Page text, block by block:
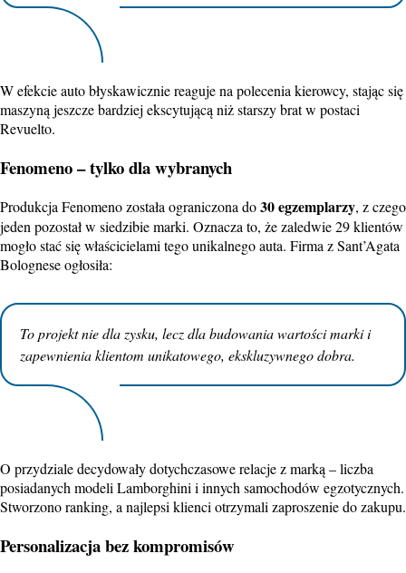
W efekcie auto błyskawicznie reaguje na polecenia kierowcy, stając się
maszyną jeszcze bardziej ekscytującą niż starszy brat w postaci
Revuelto.
Fenomeno – tylko dla wybranych
Produkcja Fenomeno została ograniczona do30 egzemplarzy, z czego
jeden pozostał w siedzibie marki. Oznacza to, że zaledwie 29 klientów
mogło stać się właścicielami tego unikalnego auta. Firma z Sant’Agata
Bolognese ogłosiła:
To projekt nie dla zysku, lecz dla budowania wartości marki i
zapewnienia klientom unikatowego, ekskluzywnego dobra.
O przydziale decydowały dotychczasowe relacje z marką – liczba
posiadanych modeli Lamborghini i innych samochodów egzotycznych.
Stworzono ranking, a najlepsi klienci otrzymali zaproszenie do zakupu.
Personalizacja bez kompromisów